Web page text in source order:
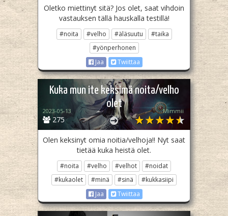
Oletko miettinyt sitä? Jos olet, saat vihdoin
vastauksen tällä hauskalla testillä!
#noita #velho #äläsuutu
#taika
#yönperhonen
Jaa
Twiittaa
Kuka mun ite keksimä noita/velho
olet
275
2023-05-13 Mimmii
Olen keksinyt omia noitia/velhoja!! Nyt saat
tietää kuka heistä olet.
#noita #velho #velhot
#noidat
#kukaolet
#minä #sinä
#kukkasiipi
Jaa
Twiittaa